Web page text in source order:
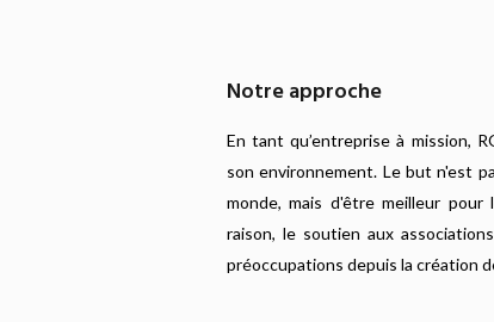
Notre approche
En tant qu’entreprise à mission,
son environnement. Le but n'est
monde, mais d'être meilleur
raison, le soutien aux
préoccupations depuis la création